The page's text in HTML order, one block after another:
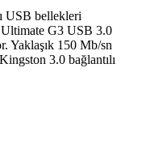
USB bellekleri
Ultimate G3 USB 3.0
Yaklaşık 150 Mb/sn
3.0 bağlantılı